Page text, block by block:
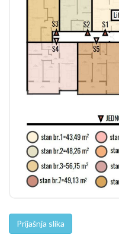
Prijašnja slika